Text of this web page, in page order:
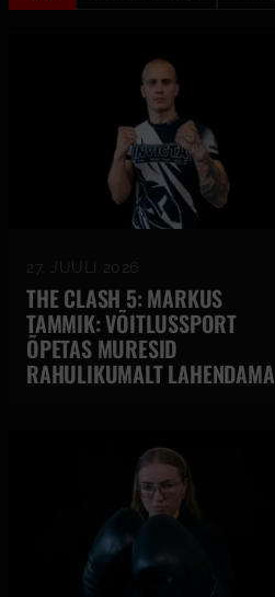
27. JUULI 2026
THE CLASH 5: MARKUS
TAMMIK: VÕITLUSSPORT
ÕPETAS MURESID
RAHULIKUMALT LAHENDAMA